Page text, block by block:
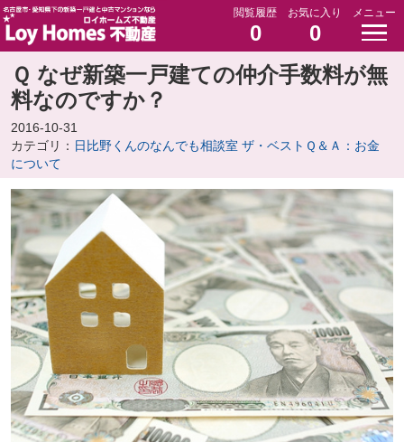
閲覧履歴
0
お気に入り
0
メニュー
Ｑ なぜ新築一戸建ての仲介手数料が無
料なのですか？
2016-10-31
カテゴリ： 日比野くんのなんでも相談室 ザ・ベストＱ＆Ａ：お金
について